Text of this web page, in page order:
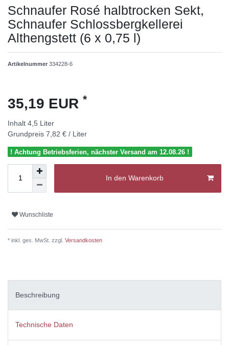
Schnaufer Rosé halbtrocken Sekt,
Schnaufer Schlossbergkellerei
Althengstett (6 x 0,75 l)
Artikelnummer 334228-6
35,19 EUR *
Inhalt 4,5 Liter
Grundpreis 7,82 € / Liter
! Achtung Betriebsferien, nächster Versand am 12.08.26 !
In den Warenkorb
Wunschliste
* inkl. ges. MwSt. zzgl. Versandkosten
Beschreibung
Technische Daten